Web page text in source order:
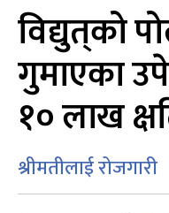
विद्युत्‌को
गुमाएका
१० लाख
श्रीमतीलाई रोजगारी